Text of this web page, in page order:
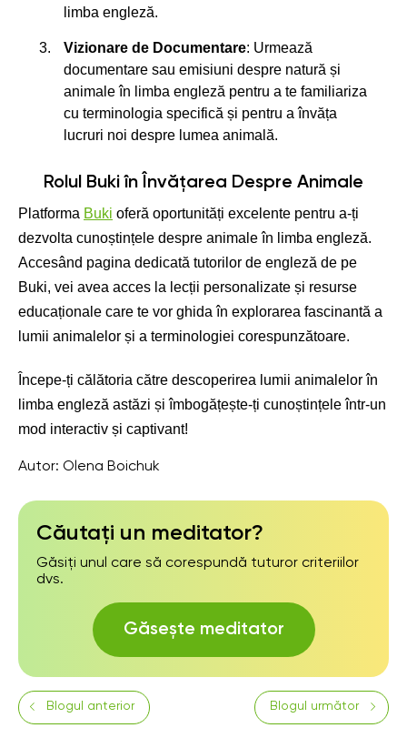
limba engleză.
Vizionare de Documentare: Urmează
documentare sau emisiuni despre natură și
animale în limba engleză pentru a te familiariza
cu terminologia specifică și pentru a învăța
lucruri noi despre lumea animală.
Rolul Buki în Învățarea Despre Animale
Platforma Buki oferă oportunități excelente pentru a-ți
dezvolta cunoștințele despre animale în limba engleză.
Accesând pagina dedicată tutorilor de engleză de pe
Buki, vei avea acces la lecții personalizate și resurse
educaționale care te vor ghida în explorarea fascinantă a
lumii animalelor și a terminologiei corespunzătoare.
Începe-ți călătoria către descoperirea lumii animalelor în
limba engleză astăzi și îmbogățește-ți cunoștințele într-un
mod interactiv și captivant!
Autor: Olena Boichuk
Căutați un meditator?
Găsiți unul care să corespundă tuturor criteriilor
dvs.
Găsește meditator
Blogul anterior Blogul următor